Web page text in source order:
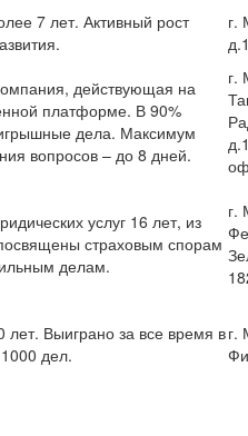
7 лет. Активный рост
г.
действующая на
платформе. В 90%
дела. Максимум
вопросов – до 8 дней.
г.
услуг 16 лет, из
страховым спорам
делам.
г.
лет. Выиграно за все время в
дел.
г.